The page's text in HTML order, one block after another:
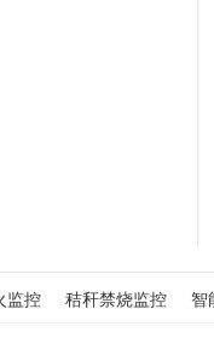
监控 秸秆禁烧监控 智